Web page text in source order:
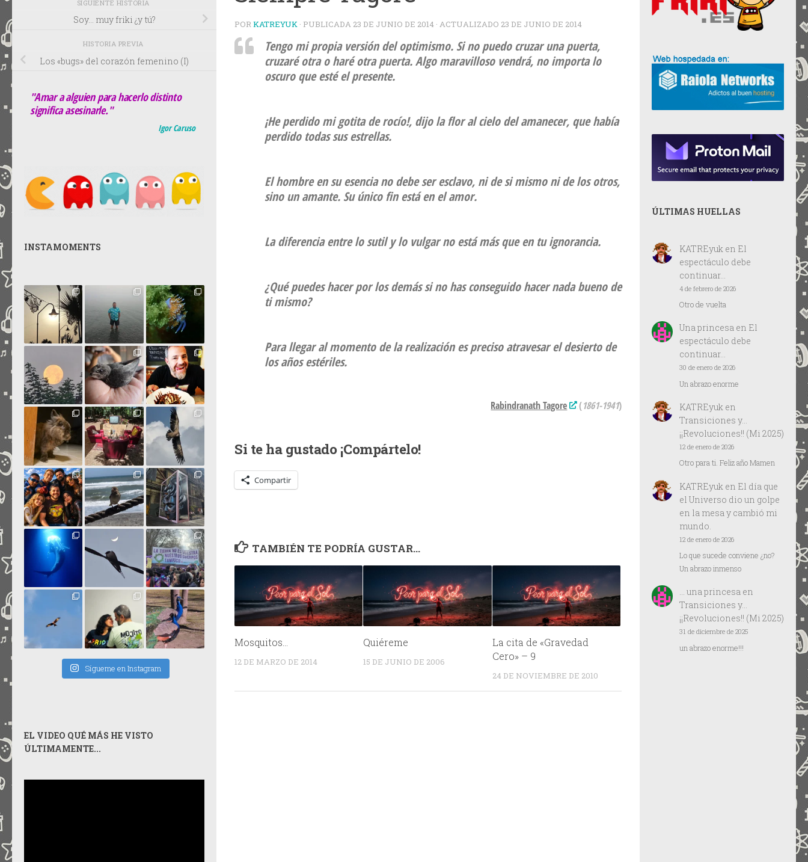
POR KATREYUK · PUBLICADA 23 DE JUNIO DE 2014 · ACTUALIZADO 23 DE JUNIO DE 2014
Tengo mi propia versión del optimismo. Si no puedo cruzar una puerta,
cruzaré otra o haré otra puerta. Algo maravilloso vendrá, no importa lo
oscuro que esté el presente.
¡He perdido mi gotita de rocío!, dijo la flor al cielo del amanecer, que había
perdido todas sus estrellas.
El hombre en su esencia no debe ser esclavo, ni de si mismo ni de los otros,
sino un amante. Su único fin está en el amor.
La diferencia entre lo sutil y lo vulgar no está más que en tu ignorancia.
¿Qué puedes hacer por los demás si no has conseguido hacer nada bueno de
ti mismo?
Para llegar al momento de la realización es preciso atravesar el desierto de
los años estériles.
Rabindranath Tagore (1861-1941)
Si te ha gustado ¡Compártelo!
Compartir
TAMBIÉN TE PODRÍA GUSTAR...
Mosquitos…
12 DE MARZO DE 2014
Quiéreme
15 DE JUNIO DE 2006
La cita de «Gravedad
Cero» – 9
24 DE NOVIEMBRE DE 2010
SIGUIENTE HISTORIA
Soy… muy friki ¿y tú?
HISTORIA PREVIA
Los «bugs» del corazón femenino (I)
"Amar a alguien para hacerlo distinto
significa asesinarle."
Igor Caruso
INSTAMOMENTS
Sígueme en Instagram
EL VIDEO QUÉ MÁS HE VISTO
ÚLTIMAMENTE...
ÚLTIMAS HUELLAS
KATREyuk en El
espectáculo debe
continuar…
4 de febrero de 2026
Otro de vuelta
Una princesaen El
espectáculo debe
continuar…
30 de enero de 2026
Un abrazo enorme
KATREyuken
Transiciones y…
¡¡Revoluciones!! (Mi 2025)
12 de enero de 2026
Otro para ti. Feliz año Mamen
KATREyuk en El día que
el Universo dio un golpe
en la mesa y cambió mi
mundo.
12 de enero de 2026
Lo que sucede conviene ¿no?
Un abrazo inmenso
… una princesaen
Transiciones y…
¡¡Revoluciones!! (Mi 2025)
31 de diciembre de 2025
un abrazo enorme!!!